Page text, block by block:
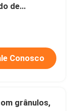
de
costura
Conosco
grânulos,